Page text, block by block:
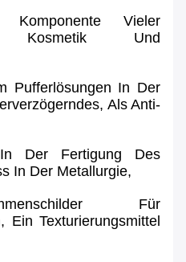
Vieler
Kosmetik Und
Pufferlösungen In Der
Als Anti-
Der Fertigung Des
In Der Metallurgie,
Für
Ein Texturierungsmittel